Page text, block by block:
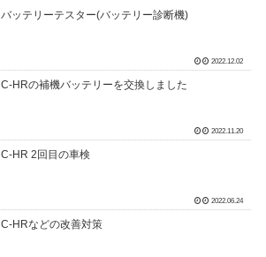
バッテリーテスター(バッテリー診断機)
2022.12.02
C-HRの補機バッテリーを交換しました
2022.11.20
C-HR 2回目の車検
2022.06.24
C-HRなどの改善対策